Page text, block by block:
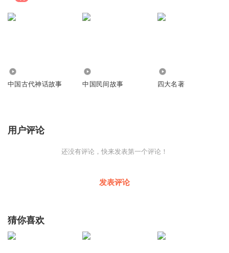
中国古代神话故事 中国民间故事 四大名著
用户评论
还没有评论，快来发表第一个评论！
发表评论
猜你喜欢